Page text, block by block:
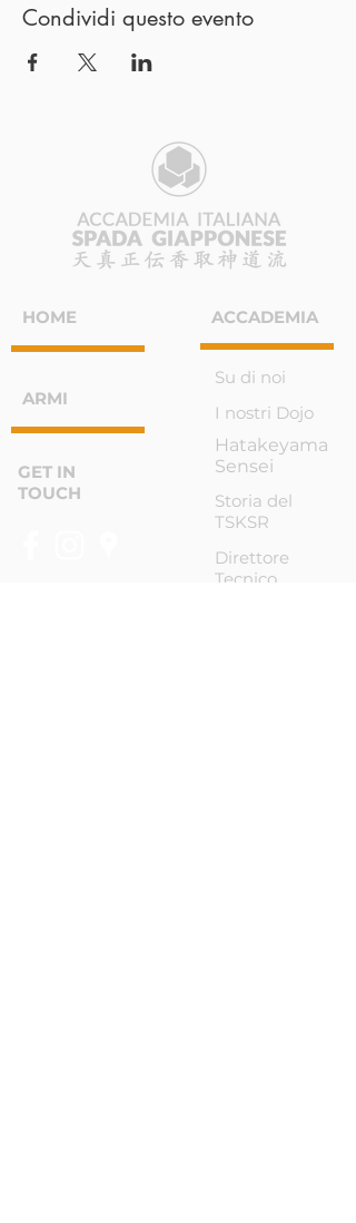
Condividi questo evento
HOME ACCADEMIA
Su di noi
ARMI
I nostri Dojo
GET IN
TOUCH
Hatakeyama
Sensei
Storia del
TSKSR
Direttore
Tecnico